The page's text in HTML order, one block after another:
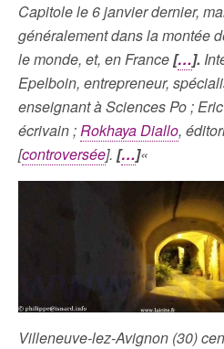
Capitole le 6 janvier dernier,
généralement dans la montée
le monde, et, en France[…].
Epelboin, entrepreneur,
enseignant à Sciences Po ;
écrivain ;Rokhaya Diallo,
[controversée]. […]«
Villeneuve-lez-Avignon (30)